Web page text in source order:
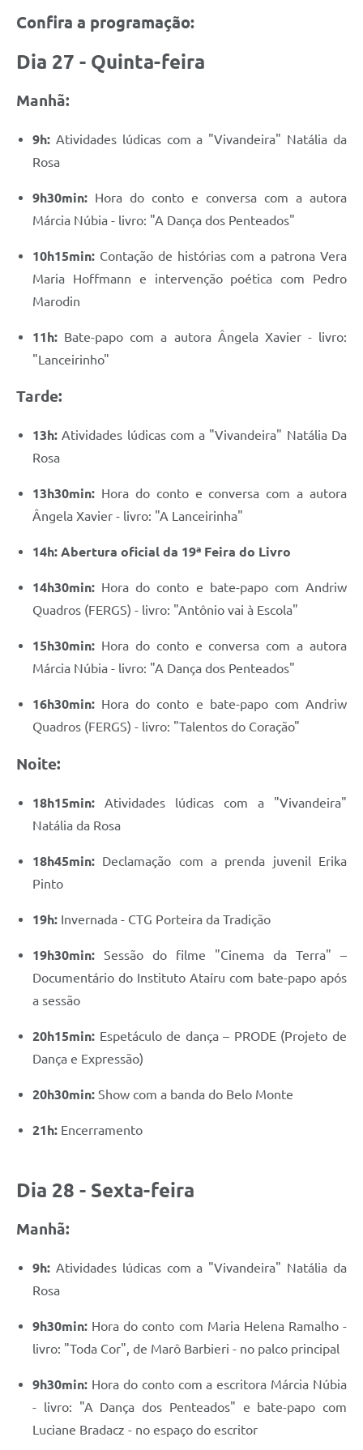
Confira a programação:
Dia 27 - Quinta-feira
Manhã:
9h: Atividades lúdicas com a "Vivandeira" Natália da
Rosa
9h30min: Hora do conto e conversa com a autora
Márcia Núbia - livro: "A Dança dos Penteados"
10h15min: Contação de histórias com a patrona Vera
Maria Hoffmann e intervenção poética com Pedro
Marodin
11h: Bate-papo com a autora Ângela Xavier - livro:
"Lanceirinho"
Tarde:
13h: Atividades lúdicas com a "Vivandeira" Natália Da
Rosa
13h30min: Hora do conto e conversa com a autora
Ângela Xavier - livro: "A Lanceirinha"
14h: Abertura oficial da 19ª Feira do Livro
14h30min: Hora do conto e bate-papo com Andriw
Quadros (FERGS) - livro: "Antônio vai à Escola"
15h30min: Hora do conto e conversa com a autora
Márcia Núbia - livro: "A Dança dos Penteados"
16h30min: Hora do conto e bate-papo com Andriw
Quadros (FERGS) - livro: "Talentos do Coração"
Noite:
18h15min: Atividades lúdicas com a "Vivandeira"
Natália da Rosa
18h45min: Declamação com a prenda juvenil Erika
Pinto
19h: Invernada - CTG Porteira da Tradição
19h30min: Sessão do filme "Cinema da Terra" –
Documentário do Instituto Ataíru com bate-papo após
a sessão
20h15min: Espetáculo de dança – PRODE (Projeto de
Dança e Expressão)
20h30min: Show com a banda do Belo Monte
21h: Encerramento
Dia 28 - Sexta-feira
Manhã:
9h: Atividades lúdicas com a "Vivandeira" Natália da
Rosa
9h30min: Hora do conto com Maria Helena Ramalho -
livro: "Toda Cor", de Marô Barbieri - no palco principal
9h30min: Hora do conto com a escritora Márcia Núbia
- livro: "A Dança dos Penteados" e bate-papo com
Luciane Bradacz - no espaço do escritor